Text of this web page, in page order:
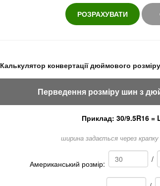
РОЗРАХУВАТИ
Калькулятор конвертації дюймового
Перведення розміру шин з
Приклад: 30/9.5R16 =
ширина задається через
Американський розмір: /